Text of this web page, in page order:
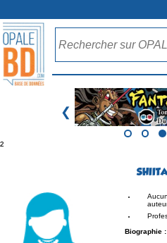
❮
²
Biographie :